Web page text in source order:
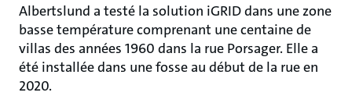
Albertslund a testé la solution iGRID dans une zone
basse température comprenant une centaine de
villas des années 1960 dans la rue Porsager. Elle a
été installée dans une fosse au début de la rue en
2020.